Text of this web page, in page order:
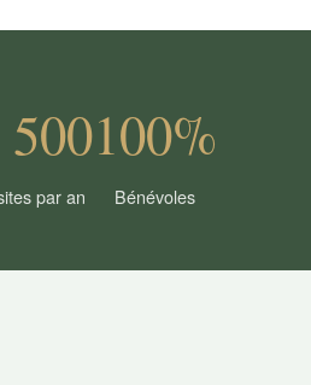
par an
100%
Bénévoles